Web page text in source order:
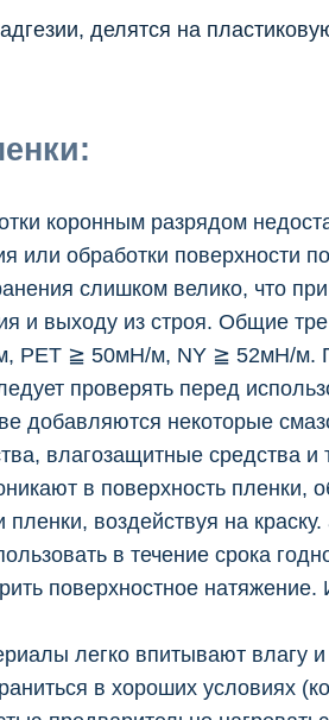
делятся на
коронным разрядом
или обработки поверхности
слишком велико, что
и выходу из строя. Общие
PET ≧ 50мН/м, NY ≧ 52мН/м.
проверять перед
добавляются некоторые
влагозащитные средства и
в поверхность пленки,
воздействуя на краску.
в течение срока
поверхностное
легко впитывают влагу
в хороших условиях